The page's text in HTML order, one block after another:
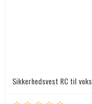
Sikkerhedsvest RC til